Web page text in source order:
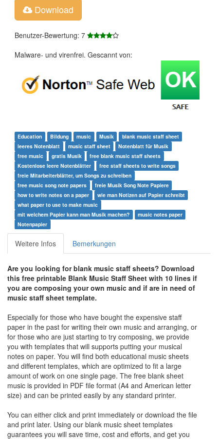
Download
Benutzer-Bewertung: 7
Malware- und virenfrei. Gescannt von:
Education Bildung music Musik
blank music staff sheet
leeres Notenblatt
music staff sheet
Notenblatt für Musik
free music
gratis Musik
free blank music staff sheets
Kostenlose leere Notenblätter
free staff sheets to write songs
freie Mitarbeiterblätter, um Songs zu schreiben
free music song note papers
freie Musik Song Note Papiere
how to write notes on a paper
wie man Notizen auf Papier schreibt
what paper to use to make music
mit welchem ​​Papier kann man Musik machen?
music notes paper
Notenpapier
Weitere Infos Bemerkungen
Are you looking for blank music staff sheets? Download
this free printable Blank Music Staff Sheet with 10 lines if
you are composing your own music and if are in need of
music staff sheet template.
Especially for those who have bought the expensive staff
paper in the past for writing their own music and arranging, or
for those who are just starting to try composing, we provide
you with templates that will supports putting your musical
notes on paper. You will find both educational music sheets
and different templates, which are optimized to fit a large
amount of work on one single page. The free blank sheet
music is provided in PDF file format (A4 and American letter
size) and can be printed easily by any standard printer.
You can either click and print immediately or download the file
and print later. Using our blank music sheet templates
guarantees you will save time, cost and efforts, and get you